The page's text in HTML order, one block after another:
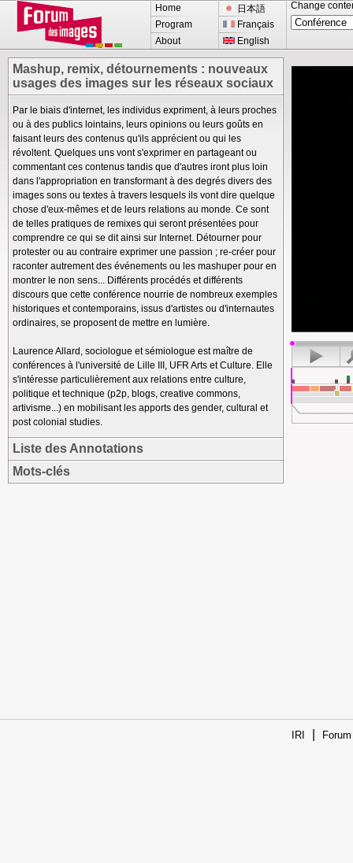
Home
Program
About
日本語
Français
English
Change
Mashup, remix, détournements : nouveaux
usages des images sur les réseaux sociaux
Par le biais d'internet, les individus expriment, à leurs proches
ou à des publics lointains, leurs opinions ou leurs goûts en
faisant leurs des contenus qu'ils apprécient ou qui les
révoltent. Quelques uns vont s'exprimer en partageant ou
commentant ces contenus tandis que d'autres iront plus loin
dans l'appropriation en transformant à des degrés divers des
images sons ou textes à travers lesquels ils vont dire quelque
chose d'eux-mêmes et de leurs relations au monde. Ce sont
de telles pratiques de remixes qui seront présentées pour
comprendre ce qui se dit ainsi sur Internet. Détourner pour
protester ou au contraire exprimer une passion ; re-créer pour
raconter autrement des événements ou les mashuper pour en
montrer le non sens... Différents procédés et différents
discours que cette conférence nourrie de nombreux exemples
historiques et contemporains, issus d'artistes ou d'internautes
ordinaires, se proposent de mettre en lumière.
Laurence Allard, sociologue et sémiologue est maître de
conférences à l'université de Lille III, UFR Arts et Culture. Elle
s'intéresse particulièrement aux relations entre culture,
politique et technique (p2p, blogs, creative commons,
artivisme...) en mobilisant les apports des gender, cultural et
post colonial studies.
Liste des Annotations
Mots-clés
IRI